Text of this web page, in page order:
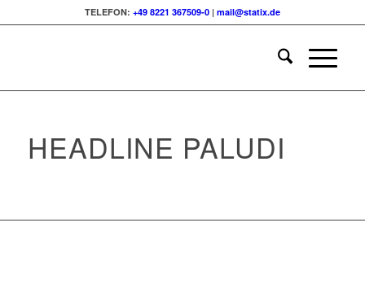
TELEFON: +49 8221 367509-0| mail@statix.de
HEADLINE PALUDI